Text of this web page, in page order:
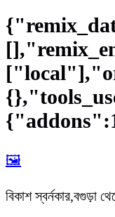
🖼️
বিকাশ স্বর্নকার,বগুড়া